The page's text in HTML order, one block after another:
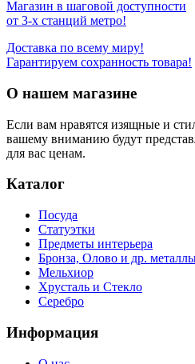
Магазин в шаговой доступности
от 3-х станций метро!
Доставка по всему миру!
Гарантируем сохранность товара!
О нашем магазине
Если вам нравятся изящные и
вашему вниманию будут
для вас ценам.
Каталог
Посуда
Статуэтки
Предметы интерьера
Бронза, Олово и др.
Мельхиор
Хрусталь и Стекло
Серебро
Информация